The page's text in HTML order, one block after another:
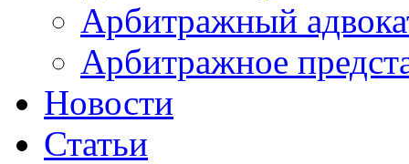
Арбитражный
Арбитражное
Новости
Статьи